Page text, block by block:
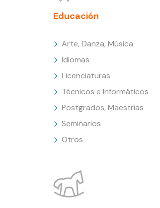
Educación
Arte, Danza, Música
Idiomas
Licenciaturas
Técnicos e Informáticos
Postgrados, Maestrías
Seminarios
Otros